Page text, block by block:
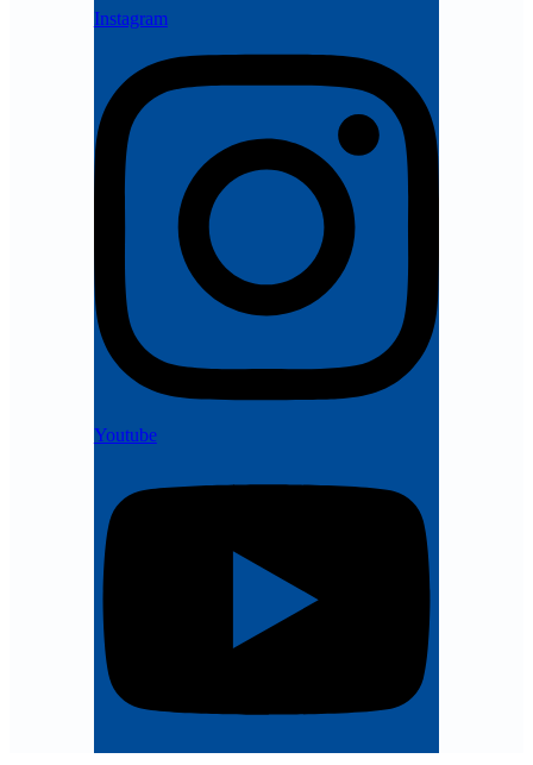
Instagram
Youtube